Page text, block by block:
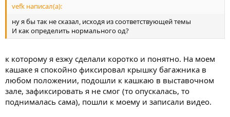
vefk написал(а):
ну я бы так не сказал, исходя из соответствующей темы
И как определить нормального од?
к которому я езжу сделали коротко и понятно. На моем
кашаке я спокойно фиксировал крышку багажника в
любом положении, подошли к кашкаю в выставочном
зале, зафиксировать я не смог (то опускалась, то
поднималась сама), пошли к моему и записали видео.